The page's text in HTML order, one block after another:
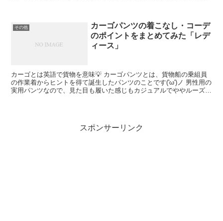
その他
カーゴパンツの着こなし・コーデ
のポイントをまとめてみた「レデ
ィース」
カーゴとは英語で貨物を意味💡 カーゴパンツとは、貨物船の乗組員
の作業着からヒントを得て誕生したパンツのことです('ω')ノ 男性用の
実用パンツなので、見た目も履いた感じもカジュアルでややルーズな
スポンサーリンク